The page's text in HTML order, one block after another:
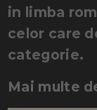
in limba
celor care
categorie.
Mai multe